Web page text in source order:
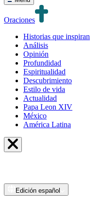
Oraciones
Historias que inspiran
Análisis
Opinión
Profundidad
Espiritualidad
Descubrimiento
Estilo de vida
Actualidad
Papa Leon XIV
México
América Latina
Edición español